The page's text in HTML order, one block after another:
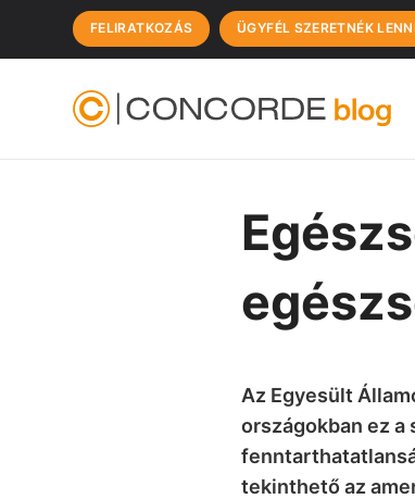
FELIRATKOZÁS ÜGYFÉL SZERETNÉK
Az Egyesült
országokban ez a
tekinthető az